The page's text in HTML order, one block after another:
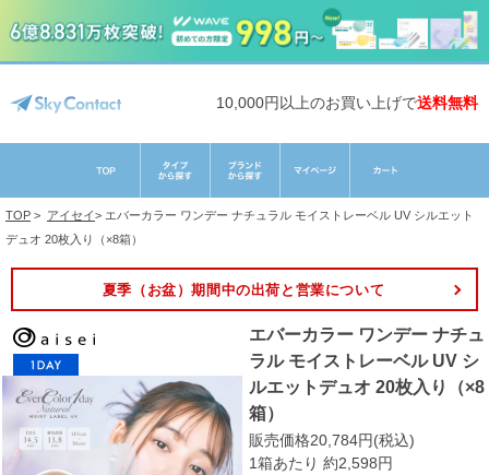
10,000円以上のお買い上げで送料無料
TOP > アイセイ> エバーカラー ワンデー ナチュラル モイストレーベル UV シルエット
デュオ 20枚入り（×8箱）
夏季（お盆）期間中の出荷と営業について
エバーカラー ワンデー ナチュ
ラル モイストレーベル UV シ
ルエットデュオ 20枚入り（×8
箱）
販売価格20,784円(税込)
1箱あたり 約2,598円